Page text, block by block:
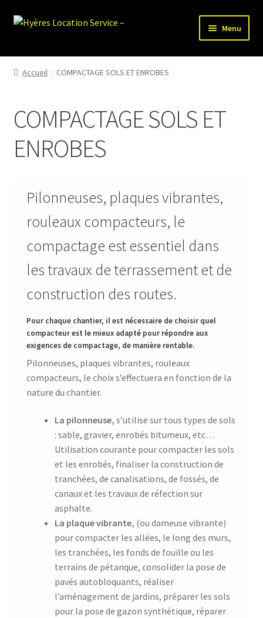
Aller
Aller
Menu
HLS-ACCUEIL
VENTE MATERIEL
PARTENAIRES
Accueil COMPACTAGE SOLS ET ENROBES
COMPACTAGE SOLS ET
ENROBES
Pilonneuses, plaques vibrantes,
rouleaux compacteurs, le
compactage est essentiel dans
les travaux de terrassement et de
construction des routes.
Pour chaque chantier, il est nécessaire de choisir quel
compacteur est le mieux adapté pour répondre aux
exigences de compactage, de manière rentable.
Pilonneuses, plaques vibrantes, rouleaux
compacteurs, le choix s’effectuera en fonction de la
nature du chantier.
La pilonneuse,s’utilise sur tous types de sols
: sable, gravier, enrobés bitumeux, etc…
Utilisation courante pour compacter les sols
et les enrobés, finaliser la construction de
tranchées, de canalisations, de fossés, de
canaux et les travaux de réfection sur
asphalte.
La plaque vibrante, (ou dameuse vibrante)
pour compacter les allées, le long des murs,
les tranchées, les fonds de fouille ou les
terrains de pétanque, consolider la pose de
pavés autobloquants, réaliser
l’aménagement de jardins, préparer les sols
pour la pose de gazon synthétique, réparer